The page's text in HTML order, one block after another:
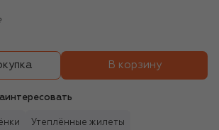
В корзину
Утеплённые жилеты